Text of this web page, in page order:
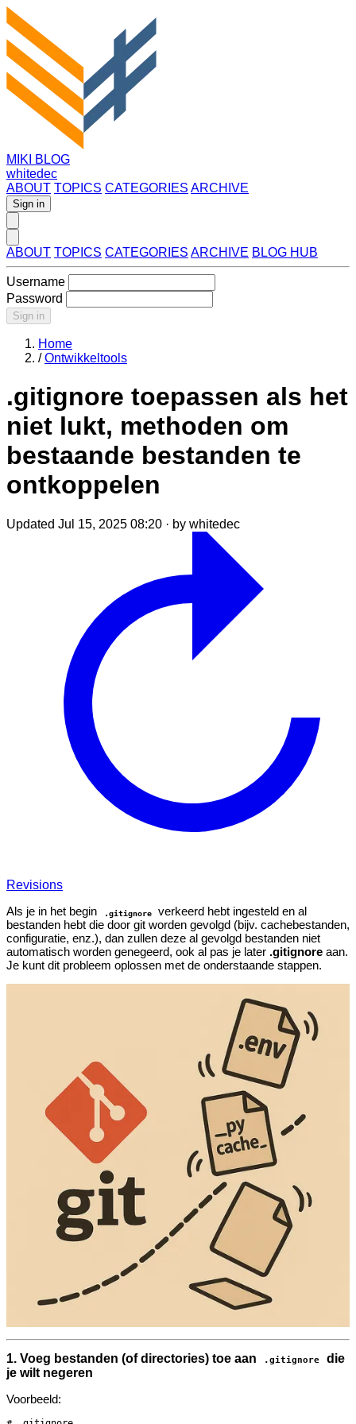
MIKI BLOG
whitedec
ABOUT TOPICS CATEGORIES ARCHIVE
Sign in
ABOUT TOPICS CATEGORIES ARCHIVE BLOG HUB
Username
Password
Sign in
Home
/ Ontwikkeltools
.gitignore toepassen als het
niet lukt, methoden om
bestaande bestanden te
ontkoppelen
Updated Jul 15, 2025 08:20 · by whitedec
Revisions
Als je in het begin
.gitignore
verkeerd hebt ingesteld en al
bestanden hebt die door git worden gevolgd (bijv. cachebestanden,
configuratie, enz.), dan zullen deze al gevolgd bestanden niet
automatisch worden genegeerd, ook al pas je later .gitignore aan.
Je kunt dit probleem oplossen met de onderstaande stappen.
1. Voeg bestanden (of directories) toe aan .gitignore
die
je wilt negeren
Voorbeeld: